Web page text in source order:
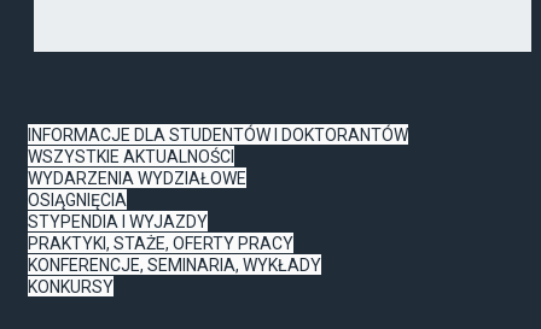
INFORMACJE DLA STUDENTÓW I DOKTORANTÓW
WSZYSTKIE AKTUALNOŚCI
WYDARZENIA WYDZIAŁOWE
OSIĄGNIĘCIA
STYPENDIA I WYJAZDY
PRAKTYKI, STAŻE, OFERTY PRACY
KONFERENCJE, SEMINARIA, WYKŁADY
KONKURSY